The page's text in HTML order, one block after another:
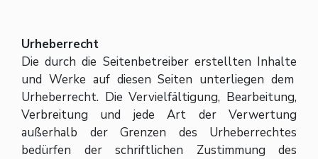
Urheberrecht
Die durch die Seitenbetreiber erstellten Inhalte
und Werke auf diesen Seiten unterliegen dem
Urheberrecht. Die Vervielfältigung, Bearbeitung,
Verbreitung und jede Art der Verwertung
außerhalb der Grenzen des Urheberrechtes
bedürfen der schriftlichen Zustimmung des